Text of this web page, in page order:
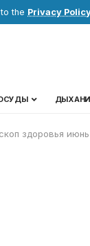
the Privacy
здоровья